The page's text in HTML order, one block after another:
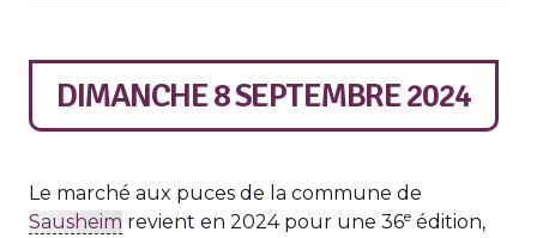
DIMANCHE 8 SEPTEMBRE 2024
Le marché aux puces de la commune de
Sausheim revient en 2024 pour une 36e édition,